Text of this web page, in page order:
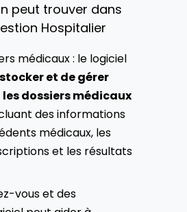
peut trouver dans
Hospitalier
médicaux : le logiciel
stocker et de gérer
dossiers médicaux
des informations
médicaux, les
et les résultats
vous et des